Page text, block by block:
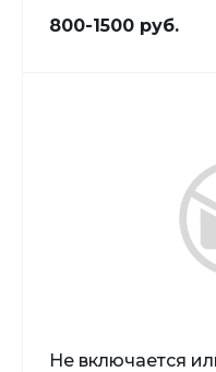
внимание.
800-1500 руб.
Не включается